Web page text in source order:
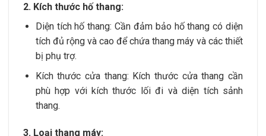
2. Kích thước hố thang:
Diện tích hố thang: Cần đảm bảo hố thang có diện
tích đủ rộng và cao để chứa thang máy và các thiết
bị phụ trợ.
Kích thước cửa thang: Kích thước cửa thang cần
phù hợp với kích thước lối đi và diện tích sảnh
thang.
3. Loại thang máy: